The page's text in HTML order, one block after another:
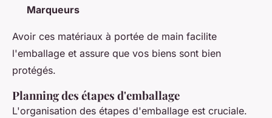
Marqueurs
Avoir ces matériaux à portée de main facilite
l'emballage et assure que vos biens sont bien
protégés.
Planning des étapes d'emballage
L'organisation des étapes d'emballage est cruciale.